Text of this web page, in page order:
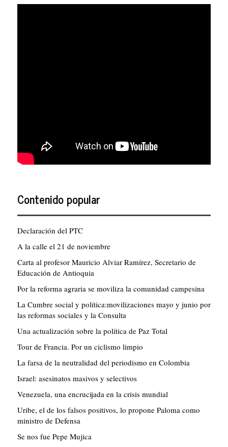
Contenido popular
Declaración del PTC
A la calle el 21 de noviembre
Carta al profesor Mauricio Alviar Ramírez, Secretario de
Educación de Antioquia
Por la reforma agraria se moviliza la comunidad campesina
La Cumbre social y política:movilizaciones mayo y junio por
las reformas sociales y la Consulta
Una actualización sobre la política de Paz Total
Tour de Francia. Por un ciclismo limpio
La farsa de la neutralidad del periodismo en Colombia
Israel: asesinatos masivos y selectivos
Venezuela, una encrucijada en la crisis mundial
Uribe, el de los falsos positivos, lo propone Paloma como
ministro de Defensa
Se nos fue Pepe Mujica